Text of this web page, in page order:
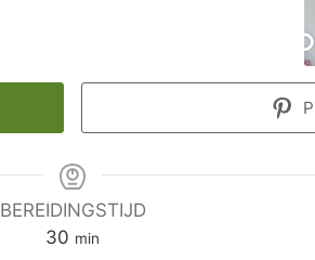
BEREIDINGSTIJD
30 m
min